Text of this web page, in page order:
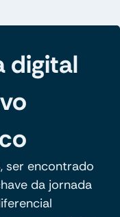
digital
ser encontrado
da jornada